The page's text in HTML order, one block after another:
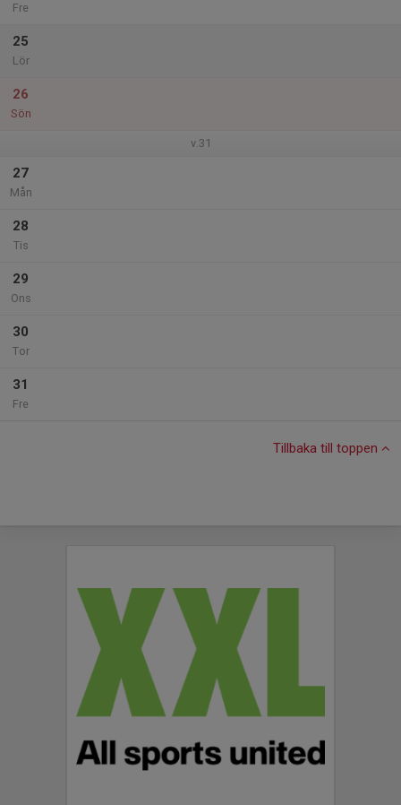
Fre
25
Lör
26
Sön
v.31
27
Mån
28
Tis
29
Ons
30
Tor
31
Fre
Tillbaka till toppen